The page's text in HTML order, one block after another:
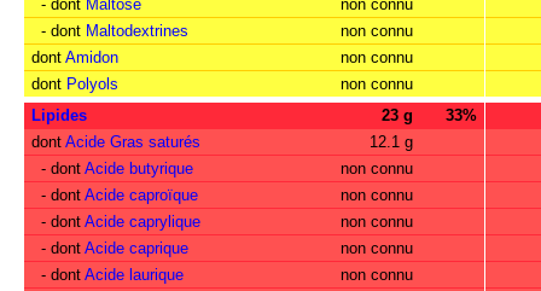
- dont Maltose
non connu
- dont Maltodextrines
non connu
dont Amidon
non connu
dont Polyols
non connu
Lipides
23 g
33%
dont Acide Gras saturés
12.1 g
- dont Acide butyrique
non connu
- dont Acide caproïque
non connu
- dont Acide caprylique
non connu
- dont Acide caprique
non connu
- dont Acide laurique
non connu